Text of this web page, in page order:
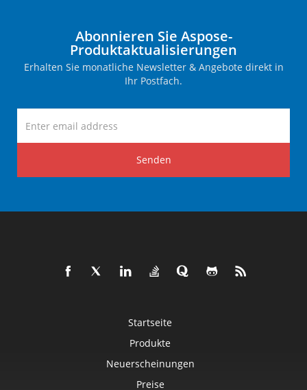
Abonnieren Sie Aspose-
Produktaktualisierungen
Erhalten Sie monatliche Newsletter & Angebote direkt in
Ihr Postfach.
Senden
Startseite
Produkte
Neuerscheinungen
Preise